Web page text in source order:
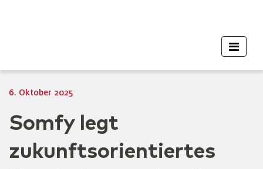
6. Oktober 2025
Somfy legt
zukunftsorientiertes